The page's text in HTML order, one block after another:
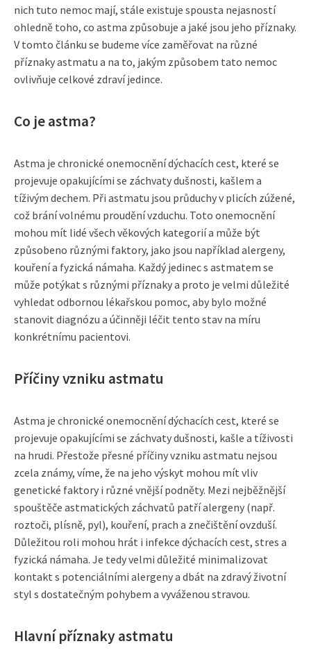
nich tuto nemoc mají, stále existuje spousta nejasností
ohledně toho, co astma způsobuje a jaké jsou jeho příznaky.
V tomto článku se budeme více zaměřovat na různé
příznaky astmatu a na to, jakým způsobem tato nemoc
ovlivňuje celkové zdraví jedince.
Co je astma?
Astma je chronické onemocnění dýchacích cest, které se
projevuje opakujícími se záchvaty dušnosti, kašlem a
tíživým dechem. Při astmatu jsou průduchy v plicích zúžené,
což brání volnému proudění vzduchu. Toto onemocnění
mohou mít lidé všech věkových kategorií a může být
způsobeno různými faktory, jako jsou například alergeny,
kouření a fyzická námaha. Každý jedinec s astmatem se
může potýkat s různými příznaky a proto je velmi důležité
vyhledat odbornou lékařskou pomoc, aby bylo možné
stanovit diagnózu a účinněji léčit tento stav na míru
konkrétnímu pacientovi.
Příčiny vzniku astmatu
Astma je chronické onemocnění dýchacích cest, které se
projevuje opakujícími se záchvaty dušnosti, kašle a tíživosti
na hrudi. Přestože přesné příčiny vzniku astmatu nejsou
zcela známy, víme, že na jeho výskyt mohou mít vliv
genetické faktory i různé vnější podněty. Mezi nejběžnější
spouštěče astmatických záchvatů patří alergeny (např.
roztoči, plísně, pyl), kouření, prach a znečištění ovzduší.
Důležitou roli mohou hrát i infekce dýchacích cest, stres a
fyzická námaha. Je tedy velmi důležité minimalizovat
kontakt s potenciálními alergeny a dbát na zdravý životní
styl s dostatečným pohybem a vyváženou stravou.
Hlavní příznaky astmatu